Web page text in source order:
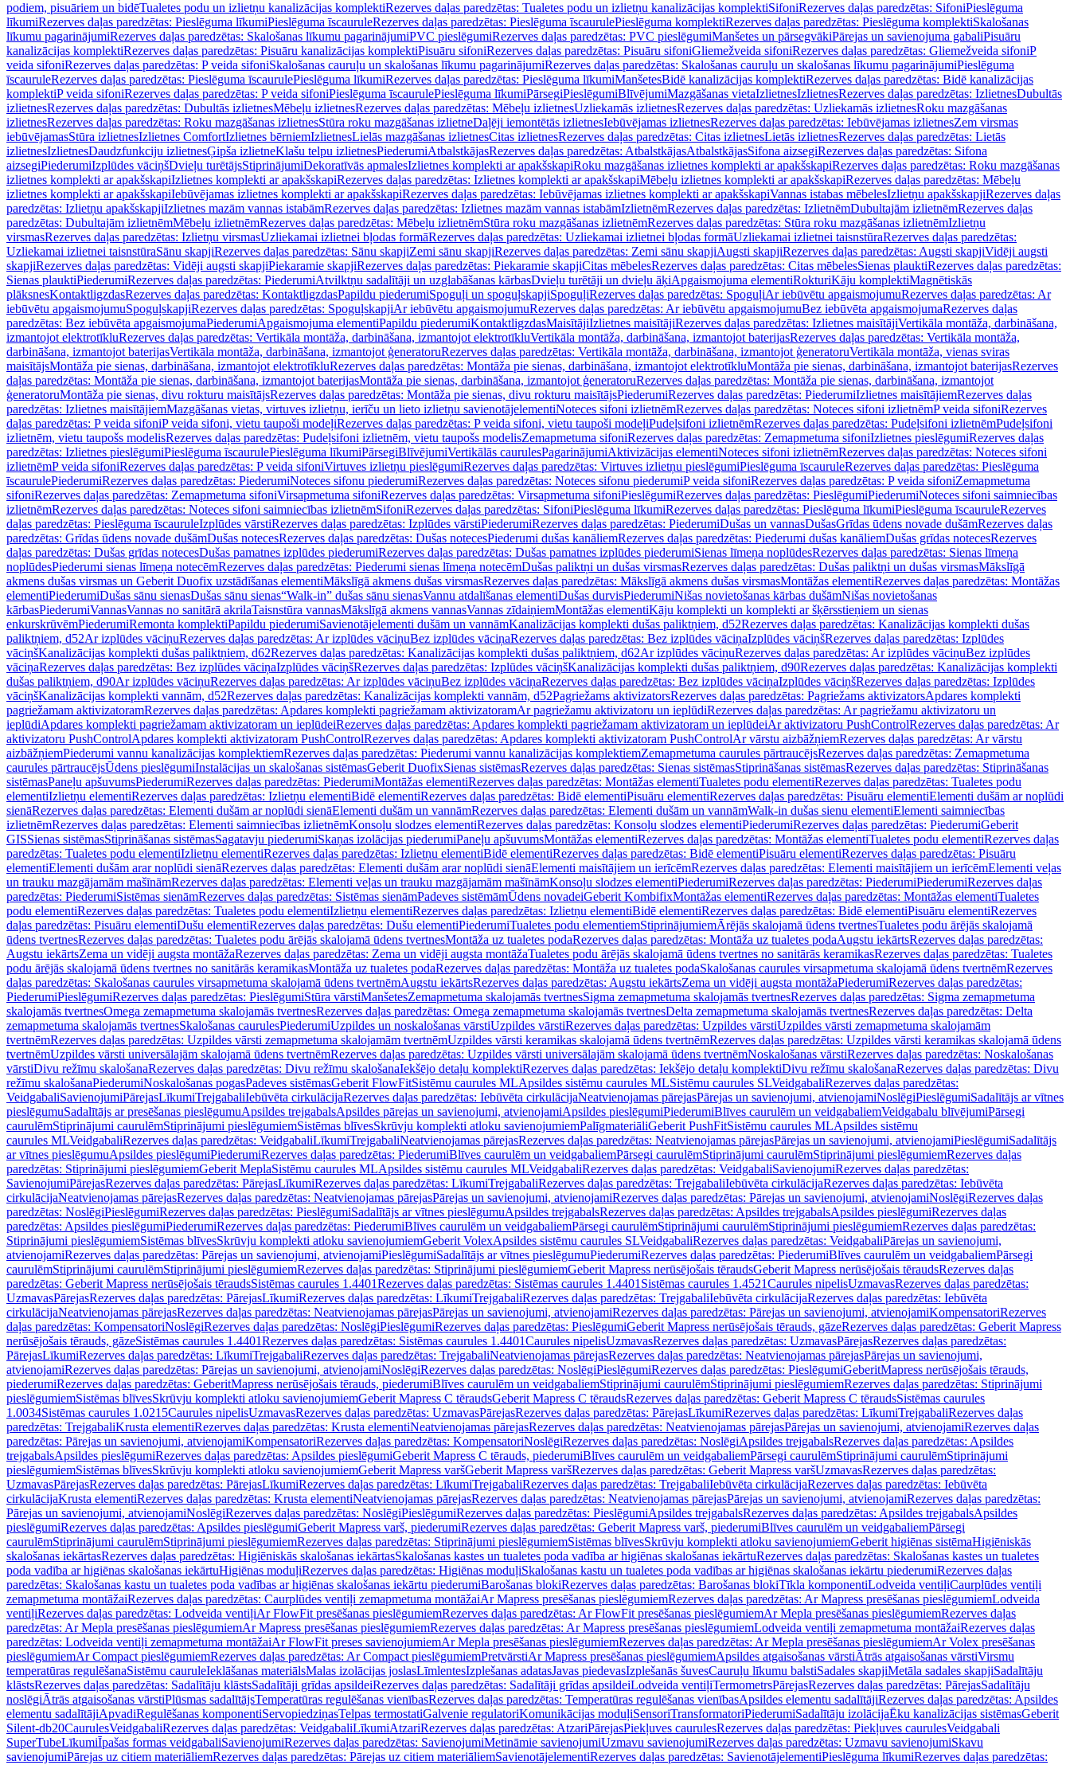
podiem, pisuāriem un bidēTualetes podu un izlietņu kanalizācijas komplektiRezerves daļas paredzētas: Tualetes podu un izlietņu kanalizācijas komplektiSifoniRezerves daļas paredzētas: SifoniPieslēguma
līkumiRezerves daļas paredzētas: Pieslēguma līkumiPieslēguma īscauruleRezerves daļas paredzētas: Pieslēguma īscaurulePieslēguma komplektiRezerves daļas paredzētas: Pieslēguma komplektiSkalošanas
līkumu pagarinājumiRezerves daļas paredzētas: Skalošanas līkumu pagarinājumiPVC pieslēgumiRezerves daļas paredzētas: PVC pieslēgumiManšetes un pārsegvākiPārejas un savienojuma gabaliPisuāru
kanalizācijas komplektiRezerves daļas paredzētas: Pisuāru kanalizācijas komplektiPisuāru sifoniRezerves daļas paredzētas: Pisuāru sifoniGliemežveida sifoniRezerves daļas paredzētas: Gliemežveida sifoniP
veida sifoniRezerves daļas paredzētas: P veida sifoniSkalošanas cauruļu un skalošanas līkumu pagarinājumiRezerves daļas paredzētas: Skalošanas cauruļu un skalošanas līkumu pagarinājumiPieslēguma
īscauruleRezerves daļas paredzētas: Pieslēguma īscaurulePieslēguma līkumiRezerves daļas paredzētas: Pieslēguma līkumiManšetesBidē kanalizācijas komplektiRezerves daļas paredzētas: Bidē kanalizācijas
komplektiP veida sifoniRezerves daļas paredzētas: P veida sifoniPieslēguma īscaurulePieslēguma līkumiPārsegiPieslēgumiBlīvējumiMazgāšanas vietaIzlietnesIzlietnesRezerves daļas paredzētas: IzlietnesDubultās
izlietnesRezerves daļas paredzētas: Dubultās izlietnesMēbeļu izlietnesRezerves daļas paredzētas: Mēbeļu izlietnesUzliekamās izlietnesRezerves daļas paredzētas: Uzliekamās izlietnesRoku mazgāšanas
izlietnesRezerves daļas paredzētas: Roku mazgāšanas izlietnesStūra roku mazgāšanas izlietneDaļēji iemontētās izlietnesIebūvējamas izlietnesRezerves daļas paredzētas: Iebūvējamas izlietnesZem virsmas
iebūvējamasStūra izlietnesIzlietnes ComfortIzlietnes bērniemIzlietnesLielās mazgāšanas izlietnesCitas izlietnesRezerves daļas paredzētas: Citas izlietnesLietās izlietnesRezerves daļas paredzētas: Lietās
izlietnesIzlietnesDaudzfunkciju izlietnesĢipša izlietneKlašu telpu izlietnesPiederumiAtbalstkājasRezerves daļas paredzētas: AtbalstkājasAtbalstkājasSifona aizsegiRezerves daļas paredzētas: Sifona
aizsegiPiederumiIzplūdes vāciņšDvieļu turētājsStiprinājumiDekoratīvās apmalesIzlietnes komplekti ar apakšskapiRoku mazgāšanas izlietnes komplekti ar apakšskapiRezerves daļas paredzētas: Roku mazgāšanas
izlietnes komplekti ar apakšskapiIzlietnes komplekti ar apakšskapiRezerves daļas paredzētas: Izlietnes komplekti ar apakšskapiMēbeļu izlietnes komplekti ar apakšskapiRezerves daļas paredzētas: Mēbeļu
izlietnes komplekti ar apakšskapiIebūvējamas izlietnes komplekti ar apakšskapiRezerves daļas paredzētas: Iebūvējamas izlietnes komplekti ar apakšskapiVannas istabas mēbelesIzlietņu apakšskapjiRezerves daļas
paredzētas: Izlietņu apakšskapjiIzlietnes mazām vannas istabāmRezerves daļas paredzētas: Izlietnes mazām vannas istabāmIzlietnēmRezerves daļas paredzētas: IzlietnēmDubultajām izlietnēmRezerves daļas
paredzētas: Dubultajām izlietnēmMēbeļu izlietnēmRezerves daļas paredzētas: Mēbeļu izlietnēmStūra roku mazgāšanas izlietnēmRezerves daļas paredzētas: Stūra roku mazgāšanas izlietnēmIzlietņu
virsmasRezerves daļas paredzētas: Izlietņu virsmasUzliekamai izlietnei bļodas formāRezerves daļas paredzētas: Uzliekamai izlietnei bļodas formāUzliekamai izlietnei taisnstūraRezerves daļas paredzētas:
Uzliekamai izlietnei taisnstūraSānu skapjiRezerves daļas paredzētas: Sānu skapjiZemi sānu skapjiRezerves daļas paredzētas: Zemi sānu skapjiAugsti skapjiRezerves daļas paredzētas: Augsti skapjiVidēji augsti
skapjiRezerves daļas paredzētas: Vidēji augsti skapjiPiekaramie skapjiRezerves daļas paredzētas: Piekaramie skapjiCitas mēbelesRezerves daļas paredzētas: Citas mēbelesSienas plauktiRezerves daļas paredzētas:
Sienas plauktiPiederumiRezerves daļas paredzētas: PiederumiAtvilktņu sadalītāji un uzglabāšanas kārbasDvieļu turētāji un dvieļu āķiApgaismojuma elementiRokturiKāju komplektiMagnētiskās
plāksnesKontaktligzdasRezerves daļas paredzētas: KontaktligzdasPapildu piederumiSpoguļi un spoguļskapjiSpoguļiRezerves daļas paredzētas: SpoguļiAr iebūvētu apgaismojumuRezerves daļas paredzētas: Ar
iebūvētu apgaismojumuSpoguļskapjiRezerves daļas paredzētas: SpoguļskapjiAr iebūvētu apgaismojumuRezerves daļas paredzētas: Ar iebūvētu apgaismojumuBez iebūvēta apgaismojumaRezerves daļas
paredzētas: Bez iebūvēta apgaismojumaPiederumiApgaismojuma elementiPapildu piederumiKontaktligzdasMaisītājiIzlietnes maisītājiRezerves daļas paredzētas: Izlietnes maisītājiVertikāla montāža, darbināšana,
izmantojot elektrotīkluRezerves daļas paredzētas: Vertikāla montāža, darbināšana, izmantojot elektrotīkluVertikāla montāža, darbināšana, izmantojot baterijasRezerves daļas paredzētas: Vertikāla montāža,
darbināšana, izmantojot baterijasVertikāla montāža, darbināšana, izmantojot ģeneratoruRezerves daļas paredzētas: Vertikāla montāža, darbināšana, izmantojot ģeneratoruVertikāla montāža, vienas sviras
maisītājsMontāža pie sienas, darbināšana, izmantojot elektrotīkluRezerves daļas paredzētas: Montāža pie sienas, darbināšana, izmantojot elektrotīkluMontāža pie sienas, darbināšana, izmantojot baterijasRezerves
daļas paredzētas: Montāža pie sienas, darbināšana, izmantojot baterijasMontāža pie sienas, darbināšana, izmantojot ģeneratoruRezerves daļas paredzētas: Montāža pie sienas, darbināšana, izmantojot
ģeneratoruMontāža pie sienas, divu rokturu maisītājsRezerves daļas paredzētas: Montāža pie sienas, divu rokturu maisītājsPiederumiRezerves daļas paredzētas: PiederumiIzlietnes maisītājiemRezerves daļas
paredzētas: Izlietnes maisītājiemMazgāšanas vietas, virtuves izlietņu, ierīču un lieto izlietņu savienotājelementiNoteces sifoni izlietnēmRezerves daļas paredzētas: Noteces sifoni izlietnēmP veida sifoniRezerves
daļas paredzētas: P veida sifoniP veida sifoni, vietu taupoši modeļiRezerves daļas paredzētas: P veida sifoni, vietu taupoši modeļiPudeļsifoni izlietnēmRezerves daļas paredzētas: Pudeļsifoni izlietnēmPudeļsifoni
izlietnēm, vietu taupošs modelisRezerves daļas paredzētas: Pudeļsifoni izlietnēm, vietu taupošs modelisZemapmetuma sifoniRezerves daļas paredzētas: Zemapmetuma sifoniIzlietnes pieslēgumiRezerves daļas
paredzētas: Izlietnes pieslēgumiPieslēguma īscaurulePieslēguma līkumiPārsegiBlīvējumiVertikālās caurulesPagarinājumiAktivizācijas elementiNoteces sifoni izlietnēmRezerves daļas paredzētas: Noteces sifoni
izlietnēmP veida sifoniRezerves daļas paredzētas: P veida sifoniVirtuves izlietņu pieslēgumiRezerves daļas paredzētas: Virtuves izlietņu pieslēgumiPieslēguma īscauruleRezerves daļas paredzētas: Pieslēguma
īscaurulePiederumiRezerves daļas paredzētas: PiederumiNoteces sifonu piederumiRezerves daļas paredzētas: Noteces sifonu piederumiP veida sifoniRezerves daļas paredzētas: P veida sifoniZemapmetuma
sifoniRezerves daļas paredzētas: Zemapmetuma sifoniVirsapmetuma sifoniRezerves daļas paredzētas: Virsapmetuma sifoniPieslēgumiRezerves daļas paredzētas: PieslēgumiPiederumiNoteces sifoni saimniecības
izlietnēmRezerves daļas paredzētas: Noteces sifoni saimniecības izlietnēmSifoniRezerves daļas paredzētas: SifoniPieslēguma līkumiRezerves daļas paredzētas: Pieslēguma līkumiPieslēguma īscauruleRezerves
daļas paredzētas: Pieslēguma īscauruleIzplūdes vārstiRezerves daļas paredzētas: Izplūdes vārstiPiederumiRezerves daļas paredzētas: PiederumiDušas un vannasDušasGrīdas ūdens novade dušāmRezerves daļas
paredzētas: Grīdas ūdens novade dušāmDušas notecesRezerves daļas paredzētas: Dušas notecesPiederumi dušas kanāliemRezerves daļas paredzētas: Piederumi dušas kanāliemDušas grīdas notecesRezerves
daļas paredzētas: Dušas grīdas notecesDušas pamatnes izplūdes piederumiRezerves daļas paredzētas: Dušas pamatnes izplūdes piederumiSienas līmeņa noplūdesRezerves daļas paredzētas: Sienas līmeņa
noplūdesPiederumi sienas līmeņa notecēmRezerves daļas paredzētas: Piederumi sienas līmeņa notecēmDušas paliktņi un dušas virsmasRezerves daļas paredzētas: Dušas paliktņi un dušas virsmasMākslīgā
akmens dušas virsmas un Geberit Duofix uzstādīšanas elementiMākslīgā akmens dušas virsmasRezerves daļas paredzētas: Mākslīgā akmens dušas virsmasMontāžas elementiRezerves daļas paredzētas: Montāžas
elementiPiederumiDušas sānu sienasDušas sānu sienas“Walk-in” dušas sānu sienasVannu atdalīšanas elementiDušas durvisPiederumiNišas novietošanas kārbas dušāmNišas novietošanas
kārbasPiederumiVannasVannas no sanitārā akrilaTaisnstūra vannasMākslīgā akmens vannasVannas zīdaiņiemMontāžas elementiKāju komplekti un komplekti ar šķērsstieņiem un sienas
enkurskrūvēmPiederumiRemonta komplektiPapildu piederumiSavienotājelementi dušām un vannāmKanalizācijas komplekti dušas paliktņiem, d52Rezerves daļas paredzētas: Kanalizācijas komplekti dušas
paliktņiem, d52Ar izplūdes vāciņuRezerves daļas paredzētas: Ar izplūdes vāciņuBez izplūdes vāciņaRezerves daļas paredzētas: Bez izplūdes vāciņaIzplūdes vāciņšRezerves daļas paredzētas: Izplūdes
vāciņšKanalizācijas komplekti dušas paliktņiem, d62Rezerves daļas paredzētas: Kanalizācijas komplekti dušas paliktņiem, d62Ar izplūdes vāciņuRezerves daļas paredzētas: Ar izplūdes vāciņuBez izplūdes
vāciņaRezerves daļas paredzētas: Bez izplūdes vāciņaIzplūdes vāciņšRezerves daļas paredzētas: Izplūdes vāciņšKanalizācijas komplekti dušas paliktņiem, d90Rezerves daļas paredzētas: Kanalizācijas komplekti
dušas paliktņiem, d90Ar izplūdes vāciņuRezerves daļas paredzētas: Ar izplūdes vāciņuBez izplūdes vāciņaRezerves daļas paredzētas: Bez izplūdes vāciņaIzplūdes vāciņšRezerves daļas paredzētas: Izplūdes
vāciņšKanalizācijas komplekti vannām, d52Rezerves daļas paredzētas: Kanalizācijas komplekti vannām, d52Pagriežams aktivizatorsRezerves daļas paredzētas: Pagriežams aktivizatorsApdares komplekti
pagriežamam aktivizatoramRezerves daļas paredzētas: Apdares komplekti pagriežamam aktivizatoramAr pagriežamu aktivizatoru un ieplūdiRezerves daļas paredzētas: Ar pagriežamu aktivizatoru un
ieplūdiApdares komplekti pagriežamam aktivizatoram un ieplūdeiRezerves daļas paredzētas: Apdares komplekti pagriežamam aktivizatoram un ieplūdeiAr aktivizatoru PushControlRezerves daļas paredzētas: Ar
aktivizatoru PushControlApdares komplekti aktivizatoram PushControlRezerves daļas paredzētas: Apdares komplekti aktivizatoram PushControlAr vārstu aizbāžņiemRezerves daļas paredzētas: Ar vārstu
aizbāžņiemPiederumi vannu kanalizācijas komplektiemRezerves daļas paredzētas: Piederumi vannu kanalizācijas komplektiemZemapmetuma caurules pārtraucējsRezerves daļas paredzētas: Zemapmetuma
caurules pārtraucējsŪdens pieslēgumiInstalācijas un skalošanas sistēmasGeberit DuofixSienas sistēmasRezerves daļas paredzētas: Sienas sistēmasStiprināšanas sistēmasRezerves daļas paredzētas: Stiprināšanas
sistēmasPaneļu apšuvumsPiederumiRezerves daļas paredzētas: PiederumiMontāžas elementiRezerves daļas paredzētas: Montāžas elementiTualetes podu elementiRezerves daļas paredzētas: Tualetes podu
elementiIzlietņu elementiRezerves daļas paredzētas: Izlietņu elementiBidē elementiRezerves daļas paredzētas: Bidē elementiPisuāru elementiRezerves daļas paredzētas: Pisuāru elementiElementi dušām ar noplūdi
sienāRezerves daļas paredzētas: Elementi dušām ar noplūdi sienāElementi dušām un vannāmRezerves daļas paredzētas: Elementi dušām un vannāmWalk-in dušas sienu elementiElementi saimniecības
izlietnēmRezerves daļas paredzētas: Elementi saimniecības izlietnēmKonsoļu slodzes elementiRezerves daļas paredzētas: Konsoļu slodzes elementiPiederumiRezerves daļas paredzētas: PiederumiGeberit
GISSienas sistēmasStiprināšanas sistēmasSagatavju piederumiSkaņas izolācijas piederumiPaneļu apšuvumsMontāžas elementiRezerves daļas paredzētas: Montāžas elementiTualetes podu elementiRezerves daļas
paredzētas: Tualetes podu elementiIzlietņu elementiRezerves daļas paredzētas: Izlietņu elementiBidē elementiRezerves daļas paredzētas: Bidē elementiPisuāru elementiRezerves daļas paredzētas: Pisuāru
elementiElementi dušām arar noplūdi sienāRezerves daļas paredzētas: Elementi dušām arar noplūdi sienāElementi maisītājiem un ierīcēmRezerves daļas paredzētas: Elementi maisītājiem un ierīcēmElementi veļas
un trauku mazgājamām mašīnāmRezerves daļas paredzētas: Elementi veļas un trauku mazgājamām mašīnāmKonsoļu slodzes elementiPiederumiRezerves daļas paredzētas: PiederumiPiederumiRezerves daļas
paredzētas: PiederumiSistēmas sienāmRezerves daļas paredzētas: Sistēmas sienāmPadeves sistēmāmŪdens novadeiGeberit KombifixMontāžas elementiRezerves daļas paredzētas: Montāžas elementiTualetes
podu elementiRezerves daļas paredzētas: Tualetes podu elementiIzlietņu elementiRezerves daļas paredzētas: Izlietņu elementiBidē elementiRezerves daļas paredzētas: Bidē elementiPisuāru elementiRezerves
daļas paredzētas: Pisuāru elementiDušu elementiRezerves daļas paredzētas: Dušu elementiPiederumiTualetes podu elementiemStiprinājumiemĀrējās skalojamā ūdens tvertnesTualetes podu ārējās skalojamā
ūdens tvertnesRezerves daļas paredzētas: Tualetes podu ārējās skalojamā ūdens tvertnesMontāža uz tualetes podaRezerves daļas paredzētas: Montāža uz tualetes podaAugstu iekārtsRezerves daļas paredzētas:
Augstu iekārtsZema un vidēji augsta montāžaRezerves daļas paredzētas: Zema un vidēji augsta montāžaTualetes podu ārējās skalojamā ūdens tvertnes no sanitārās keramikasRezerves daļas paredzētas: Tualetes
podu ārējās skalojamā ūdens tvertnes no sanitārās keramikasMontāža uz tualetes podaRezerves daļas paredzētas: Montāža uz tualetes podaSkalošanas caurules virsapmetuma skalojamā ūdens tvertnēmRezerves
daļas paredzētas: Skalošanas caurules virsapmetuma skalojamā ūdens tvertnēmAugstu iekārtsRezerves daļas paredzētas: Augstu iekārtsZema un vidēji augsta montāžaPiederumiRezerves daļas paredzētas:
PiederumiPieslēgumiRezerves daļas paredzētas: PieslēgumiStūra vārstiManšetesZemapmetuma skalojamās tvertnesSigma zemapmetuma skalojamās tvertnesRezerves daļas paredzētas: Sigma zemapmetuma
skalojamās tvertnesOmega zemapmetuma skalojamās tvertnesRezerves daļas paredzētas: Omega zemapmetuma skalojamās tvertnesDelta zemapmetuma skalojamās tvertnesRezerves daļas paredzētas: Delta
zemapmetuma skalojamās tvertnesSkalošanas caurulesPiederumiUzpildes un noskalošanas vārstiUzpildes vārstiRezerves daļas paredzētas: Uzpildes vārstiUzpildes vārsti zemapmetuma skalojamām
tvertnēmRezerves daļas paredzētas: Uzpildes vārsti zemapmetuma skalojamām tvertnēmUzpildes vārsti keramikas skalojamā ūdens tvertnēmRezerves daļas paredzētas: Uzpildes vārsti keramikas skalojamā ūdens
tvertnēmUzpildes vārsti universālajām skalojamā ūdens tvertnēmRezerves daļas paredzētas: Uzpildes vārsti universālajām skalojamā ūdens tvertnēmNoskalošanas vārstiRezerves daļas paredzētas: Noskalošanas
vārstiDivu režīmu skalošanaRezerves daļas paredzētas: Divu režīmu skalošanaIekšējo detaļu komplektiRezerves daļas paredzētas: Iekšējo detaļu komplektiDivu režīmu skalošanaRezerves daļas paredzētas: Divu
režīmu skalošanaPiederumiNoskalošanas pogasPadeves sistēmasGeberit FlowFitSistēmu caurules MLApsildes sistēmu caurules MLSistēmu caurules SLVeidgabaliRezerves daļas paredzētas:
VeidgabaliSavienojumiPārejasLīkumiTrejgabaliIebūvēta cirkulācijaRezerves daļas paredzētas: Iebūvēta cirkulācijaNeatvienojamas pārejasPārejas un savienojumi, atvienojamiNoslēgiPieslēgumiSadalītājs ar vītnes
pieslēgumuSadalītājs ar presēšanas pieslēgumuApsildes trejgabalsApsildes pārejas un savienojumi, atvienojamiApsildes pieslēgumiPiederumiBlīves caurulēm un veidgabaliemVeidgabalu blīvējumiPārsegi
caurulēmStiprinājumi caurulēmStiprinājumi pieslēgumiemSistēmas blīvesSkrūvju komplekti atloku savienojumiemPalīgmateriāliGeberit PushFitSistēmu caurules MLApsildes sistēmu
caurules MLVeidgabaliRezerves daļas paredzētas: VeidgabaliLīkumiTrejgabaliNeatvienojamas pārejasRezerves daļas paredzētas: Neatvienojamas pārejasPārejas un savienojumi, atvienojamiPieslēgumiSadalītājs
ar vītnes pieslēgumuApsildes pieslēgumiPiederumiRezerves daļas paredzētas: PiederumiBlīves caurulēm un veidgabaliemPārsegi caurulēmStiprinājumi caurulēmStiprinājumi pieslēgumiemRezerves daļas
paredzētas: Stiprinājumi pieslēgumiemGeberit MeplaSistēmu caurules MLApsildes sistēmu caurules MLVeidgabaliRezerves daļas paredzētas: VeidgabaliSavienojumiRezerves daļas paredzētas:
SavienojumiPārejasRezerves daļas paredzētas: PārejasLīkumiRezerves daļas paredzētas: LīkumiTrejgabaliRezerves daļas paredzētas: TrejgabaliIebūvēta cirkulācijaRezerves daļas paredzētas: Iebūvēta
cirkulācijaNeatvienojamas pārejasRezerves daļas paredzētas: Neatvienojamas pārejasPārejas un savienojumi, atvienojamiRezerves daļas paredzētas: Pārejas un savienojumi, atvienojamiNoslēgiRezerves daļas
paredzētas: NoslēgiPieslēgumiRezerves daļas paredzētas: PieslēgumiSadalītājs ar vītnes pieslēgumuApsildes trejgabalsRezerves daļas paredzētas: Apsildes trejgabalsApsildes pieslēgumiRezerves daļas
paredzētas: Apsildes pieslēgumiPiederumiRezerves daļas paredzētas: PiederumiBlīves caurulēm un veidgabaliemPārsegi caurulēmStiprinājumi caurulēmStiprinājumi pieslēgumiemRezerves daļas paredzētas:
Stiprinājumi pieslēgumiemSistēmas blīvesSkrūvju komplekti atloku savienojumiemGeberit VolexApsildes sistēmu caurules SLVeidgabaliRezerves daļas paredzētas: VeidgabaliPārejas un savienojumi,
atvienojamiRezerves daļas paredzētas: Pārejas un savienojumi, atvienojamiPieslēgumiSadalītājs ar vītnes pieslēgumuPiederumiRezerves daļas paredzētas: PiederumiBlīves caurulēm un veidgabaliemPārsegi
caurulēmStiprinājumi caurulēmStiprinājumi pieslēgumiemRezerves daļas paredzētas: Stiprinājumi pieslēgumiemGeberit Mapress nerūsējošais tēraudsGeberit Mapress nerūsējošais tēraudsRezerves daļas
paredzētas: Geberit Mapress nerūsējošais tēraudsSistēmas caurules 1.4401Rezerves daļas paredzētas: Sistēmas caurules 1.4401 Sistēmas caurules 1.4521Caurules nipelisUzmavasRezerves daļas paredzētas:
UzmavasPārejasRezerves daļas paredzētas: PārejasLīkumiRezerves daļas paredzētas: LīkumiTrejgabaliRezerves daļas paredzētas: TrejgabaliIebūvēta cirkulācijaRezerves daļas paredzētas: Iebūvēta
cirkulācijaNeatvienojamas pārejasRezerves daļas paredzētas: Neatvienojamas pārejasPārejas un savienojumi, atvienojamiRezerves daļas paredzētas: Pārejas un savienojumi, atvienojamiKompensatoriRezerves
daļas paredzētas: KompensatoriNoslēgiRezerves daļas paredzētas: NoslēgiPieslēgumiRezerves daļas paredzētas: PieslēgumiGeberit Mapress nerūsējošais tērauds, gāzeRezerves daļas paredzētas: Geberit Mapress
nerūsējošais tērauds, gāzeSistēmas caurules 1.4401Rezerves daļas paredzētas: Sistēmas caurules 1.4401Caurules nipelisUzmavasRezerves daļas paredzētas: UzmavasPārejasRezerves daļas paredzētas:
PārejasLīkumiRezerves daļas paredzētas: LīkumiTrejgabaliRezerves daļas paredzētas: TrejgabaliNeatvienojamas pārejasRezerves daļas paredzētas: Neatvienojamas pārejasPārejas un savienojumi,
atvienojamiRezerves daļas paredzētas: Pārejas un savienojumi, atvienojamiNoslēgiRezerves daļas paredzētas: NoslēgiPieslēgumiRezerves daļas paredzētas: PieslēgumiGeberitMapress nerūsējošais tērauds,
piederumiRezerves daļas paredzētas: GeberitMapress nerūsējošais tērauds, piederumiBlīves caurulēm un veidgabaliemStiprinājumi caurulēmStiprinājumi pieslēgumiemRezerves daļas paredzētas: Stiprinājumi
pieslēgumiemSistēmas blīvesSkrūvju komplekti atloku savienojumiemGeberit Mapress C tēraudsGeberit Mapress C tēraudsRezerves daļas paredzētas: Geberit Mapress C tēraudsSistēmas caurules
1.0034Sistēmas caurules 1.0215Caurules nipelisUzmavasRezerves daļas paredzētas: UzmavasPārejasRezerves daļas paredzētas: PārejasLīkumiRezerves daļas paredzētas: LīkumiTrejgabaliRezerves daļas
paredzētas: TrejgabaliKrusta elementiRezerves daļas paredzētas: Krusta elementiNeatvienojamas pārejasRezerves daļas paredzētas: Neatvienojamas pārejasPārejas un savienojumi, atvienojamiRezerves daļas
paredzētas: Pārejas un savienojumi, atvienojamiKompensatoriRezerves daļas paredzētas: KompensatoriNoslēgiRezerves daļas paredzētas: NoslēgiApsildes trejgabalsRezerves daļas paredzētas: Apsildes
trejgabalsApsildes pieslēgumiRezerves daļas paredzētas: Apsildes pieslēgumiGeberit Mapress C tērauds, piederumiBlīves caurulēm un veidgabaliemPārsegi caurulēmStiprinājumi caurulēmStiprinājumi
pieslēgumiemSistēmas blīvesSkrūvju komplekti atloku savienojumiemGeberit Mapress varšGeberit Mapress varšRezerves daļas paredzētas: Geberit Mapress varšUzmavasRezerves daļas paredzētas:
UzmavasPārejasRezerves daļas paredzētas: PārejasLīkumiRezerves daļas paredzētas: LīkumiTrejgabaliRezerves daļas paredzētas: TrejgabaliIebūvēta cirkulācijaRezerves daļas paredzētas: Iebūvēta
cirkulācijaKrusta elementiRezerves daļas paredzētas: Krusta elementiNeatvienojamas pārejasRezerves daļas paredzētas: Neatvienojamas pārejasPārejas un savienojumi, atvienojamiRezerves daļas paredzētas:
Pārejas un savienojumi, atvienojamiNoslēgiRezerves daļas paredzētas: NoslēgiPieslēgumiRezerves daļas paredzētas: PieslēgumiApsildes trejgabalsRezerves daļas paredzētas: Apsildes trejgabalsApsildes
pieslēgumiRezerves daļas paredzētas: Apsildes pieslēgumiGeberit Mapress varš, piederumiRezerves daļas paredzētas: Geberit Mapress varš, piederumiBlīves caurulēm un veidgabaliemPārsegi
caurulēmStiprinājumi caurulēmStiprinājumi pieslēgumiemRezerves daļas paredzētas: Stiprinājumi pieslēgumiemSistēmas blīvesSkrūvju komplekti atloku savienojumiemGeberit higiēnas sistēmaHigiēniskās
skalošanas iekārtasRezerves daļas paredzētas: Higiēniskās skalošanas iekārtasSkalošanas kastes un tualetes poda vadība ar higiēnas skalošanas iekārtuRezerves daļas paredzētas: Skalošanas kastes un tualetes
poda vadība ar higiēnas skalošanas iekārtuHigiēnas moduļiRezerves daļas paredzētas: Higiēnas moduļiSkalošanas kastu un tualetes poda vadības ar higiēnas skalošanas iekārtu piederumiRezerves daļas
paredzētas: Skalošanas kastu un tualetes poda vadības ar higiēnas skalošanas iekārtu piederumiBarošanas blokiRezerves daļas paredzētas: Barošanas blokiTīkla komponentiLodveida ventiļiCaurplūdes ventiļi
zemapmetuma montāžaiRezerves daļas paredzētas: Caurplūdes ventiļi zemapmetuma montāžaiAr Mapress presēšanas pieslēgumiemRezerves daļas paredzētas: Ar Mapress presēšanas pieslēgumiemLodveida
ventiļiRezerves daļas paredzētas: Lodveida ventiļiAr FlowFit presēšanas pieslēgumiemRezerves daļas paredzētas: Ar FlowFit presēšanas pieslēgumiemAr Mepla presēšanas pieslēgumiemRezerves daļas
paredzētas: Ar Mepla presēšanas pieslēgumiemAr Mapress presēšanas pieslēgumiemRezerves daļas paredzētas: Ar Mapress presēšanas pieslēgumiemLodveida ventiļi zemapmetuma montāžaiRezerves daļas
paredzētas: Lodveida ventiļi zemapmetuma montāžaiAr FlowFit preses savienojumiemAr Mepla presēšanas pieslēgumiemRezerves daļas paredzētas: Ar Mepla presēšanas pieslēgumiemAr Volex presēšanas
pieslēgumiemAr Compact pieslēgumiemRezerves daļas paredzētas: Ar Compact pieslēgumiemPretvārstiAr Mapress presēšanas pieslēgumiemApsildes atgaisošanas vārstiĀtrās atgaisošanas vārstiVirsmu
temperatūras regulēšanaSistēmu cauruleIeklāšanas materiālsMalas izolācijas joslasLīmlentesIzplešanas adatasJavas piedevasIzplešanās šuvesCauruļu līkumu balstiSadales skapjiMetāla sadales skapjiSadalītāju
klāstsRezerves daļas paredzētas: Sadalītāju klāstsSadalītāji grīdas apsildeiRezerves daļas paredzētas: Sadalītāji grīdas apsildeiLodveida ventiļiTermometrsPārejasRezerves daļas paredzētas: PārejasSadalītāju
noslēgiĀtrās atgaisošanas vārstiPlūsmas sadalītājsTemperatūras regulēšanas vienībasRezerves daļas paredzētas: Temperatūras regulēšanas vienībasApsildes elementu sadalītājiRezerves daļas paredzētas: Apsildes
elementu sadalītājiApvadiRegulēšanas komponentiServopiedziņasTelpas termostatiGalvenie regulatoriKomunikācijas moduļiSensoriTransformatoriPiederumiSadalītāju izolācijaĒku kanalizācijas sistēmasGeberit
Silent-db20CaurulesVeidgabaliRezerves daļas paredzētas: VeidgabaliLīkumiAtzariRezerves daļas paredzētas: AtzariPārejasPiekļuves caurulesRezerves daļas paredzētas: Piekļuves caurulesVeidgabali
SuperTubeLīkumiĪpašas formas veidgabaliSavienojumiRezerves daļas paredzētas: SavienojumiMetināmie savienojumiUzmavu savienojumiRezerves daļas paredzētas: Uzmavu savienojumiSkavu
savienojumiPārejas uz citiem materiāliemRezerves daļas paredzētas: Pārejas uz citiem materiāliemSavienotājelementiRezerves daļas paredzētas: SavienotājelementiPieslēguma līkumiRezerves daļas paredzētas: